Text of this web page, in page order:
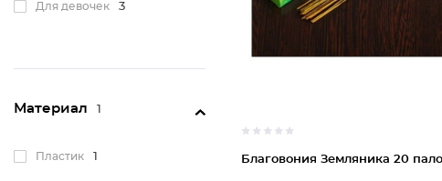
Для девочек 3
Материал 1
Пластик 1 Благовония Земляника 20